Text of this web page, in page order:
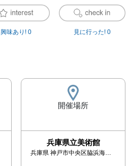
興味あり! 0 見に行った! 0
開催場所
兵庫県立美術館
兵庫県 神戸市中央区脇浜海岸通1-1-1 [HAT神戸内]